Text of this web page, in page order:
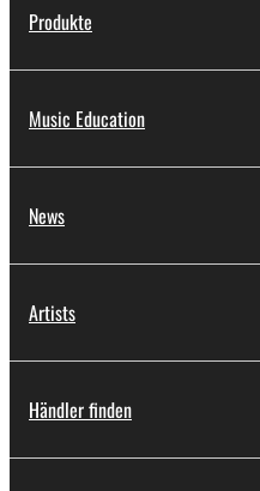
Produkte
Music Education
News
Artists
Händler finden